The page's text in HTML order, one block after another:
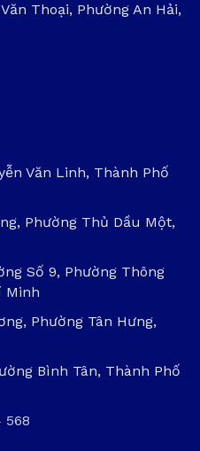
Thoại, Phường An Hải,
Văn Linh, Thành Phố
Phường Thủ Dầu Một,
Số 9, Phường Thông
Minh
Phường Tân Hưng,
Bình Tân, Thành Phố
568